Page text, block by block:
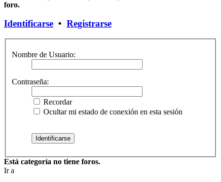
foro.
Identificarse • Registrarse
Nombre de Usuario:
Contraseña:
Recordar
Ocultar mi estado de conexión en esta sesión
Está categoría no tiene foros.
Ir a